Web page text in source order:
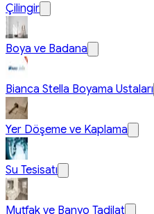
Çilingir
Boya ve Badana
Bianca Stella Boyama Ustaları
Yer Döşeme ve Kaplama
Su Tesisatı
Mutfak ve Banyo Tadilat